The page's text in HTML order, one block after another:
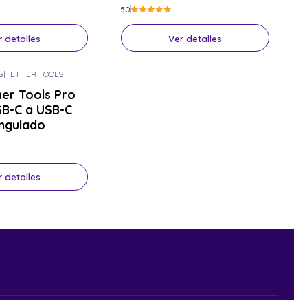
detalles
5.0
Ver detalles
|TETHER TOOLS
Tools Pro
C a USB-C
detalles